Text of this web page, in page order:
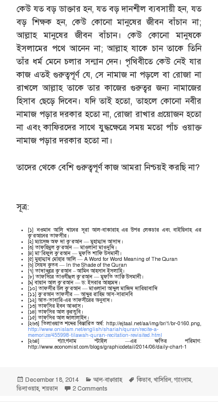
কেউ যত বড় ডাক্তার হন, যত বড় দানশীল ব্যবসায়ী হন, যত
বড় শিক্ষক হন, কেউ কোনো মানুষের জীবন বাঁচান না;
আল্লাহ মানুষের জীবন বাঁচান। কেউ কোনো মানুষকে
ইসলামের পথে আনেন না; আল্লাহ যাকে চান তাকে তিনি
তাঁর ধর্ম মেনে চলার সন্মান দেন। পৃথিবীতে কেউ নেই যার
কাজ এতই গুরুত্বপূর্ণ যে, সে নামাজ না পড়লে বা রোজা না
রাখলে আল্লাহ তাকে তার কাজের গুরুত্বর জন্য নামাজের
হিসাব ছেড়ে দিবেন। যদি তাই হতো, তাহলে কোনো নবীর
নামাজ পড়ার দরকার হতো না, রোজা রাখার প্রয়োজন হতো
না এবং কাফিরদের সাথে যুদ্ধক্ষেত্রে সময় মতো পাঁচ ওয়াক্ত
নামাজ পড়ার দরকার হতো না।
তাদের থেকে বেশি গুরুত্বপূর্ণ কাজ আমরা নিশ্চয়ই করছি না?
সূত্র:
[১] নওমান আলি খানের সূরা আল-বাকারাহ এর উপর লেকচার এবং বাইয়িনাহ এর
কু’রআনের তাফসীর।
[২] ম্যাসেজ অফ দা কু’রআন — মুহাম্মাদ আসাদ।
[৩] তাফহিমুল কু’রআন — মাওলানা মাওদুদি।
[৪] মা’রিফুল কু’রআন — মুফতি শাফি উসমানী।
[৫] মুহাম্মাদ মোহার আলি — A Word for Word Meaning of The Quran
[৬] সৈয়দ কুতব — In the Shade of the Quran
[৭] তাদাব্বুরে কু’রআন – আমিন আহসান ইসলাহি।
[৮] তাফসিরে তাওযীহুল কু’রআন — মুফতি তাক্বি উসমানী।
[৯] বায়ান আল কু’রআন — ড: ইসরার আহমেদ।
[১০] তাফসীর উল কু’রআন — মাওলানা আব্দুল মাজিদ দারিয়াবাদি
[১১] কু’রআন তাফসীর — আব্দুর রাহিম আস-সারানবি
[১২] আত-তাবারি-এর তাফসীরের অনুবাদ।
[১৩] তাফসির ইবন আব্বাস।
[১৪] তাফসির আল কুরতুবি।
[১৫] তাফসির আল জালালাইন।
[২৬৩] তিলাওয়াত শব্দের বিস্তারিত অর্থ: http://ejtaal.net/aa/img/br/1/br-0160.png,
http://www.onislam.net/english/shariah/quran/recite-a-
memorize/455998-tilawah-quran-recitation-revisited.html
[২৬৪] গ্যাংগনাম স্টাইল —এর ক্ষতির পরিমাণ:
http://www.economist.com/blogs/graphicdetail/2014/06/daily-chart-1
Posted
on
December 18, 2014 Categories
আল-বাক্বারাহ Tags
কিতাব,খাসিরিন ,গ্যাংনাম,
তিলাওয়াহ,শয়তান 2 Commentson যারা তা যেভাবে অনুসরণ করার কথা, ঠিক